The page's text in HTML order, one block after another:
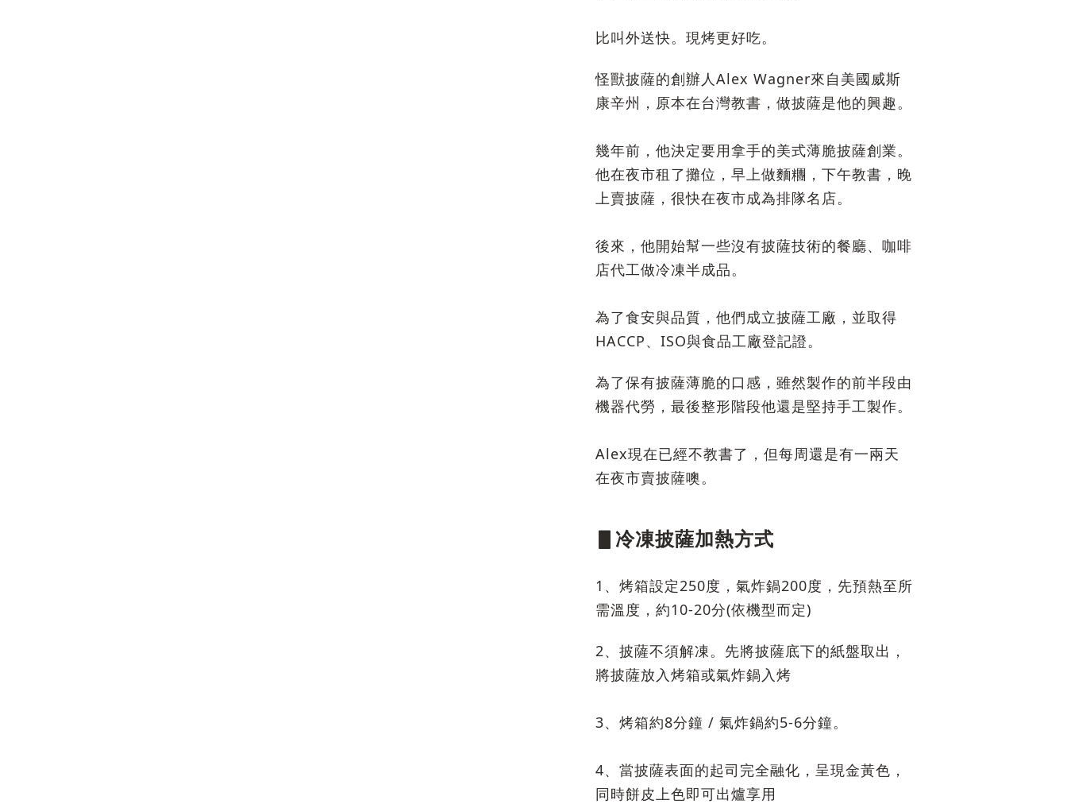
比叫外送快。現烤更好吃。
怪獸披薩的創辦人Alex Wagner來自美國威斯
康辛州，原本在台灣教書，做披薩是他的興趣。
幾年前，他決定要用拿手的美式薄脆披薩創業。
他在夜市租了攤位，早上做麵糰，下午教書，晚
上賣披薩，很快在夜市成為排隊名店。
後來，他開始幫一些沒有披薩技術的餐廳、咖啡
店代工做冷凍半成品。
為了食安與品質，他們成立披薩工廠， 並取得
HACCP、ISO與食品工廠登記證。
為了保有披薩薄脆的口感，雖然製作的前半段由
機器代勞，最後整形階段他還是堅持手工製作。
Alex現在已經不教書了，但每周還是有一兩天
在夜市賣披薩噢。
▋冷凍披薩加熱方式
1、烤箱設定250度，氣炸鍋200度，先預熱至所
需溫度，約10-20分(依機型而定)
2、披薩不須解凍。先將披薩底下的紙盤取出，
將披薩放入烤箱或氣炸鍋入烤
3、烤箱約8分鐘 / 氣炸鍋約5-6分鐘。
4、當披薩表面的起司完全融化，呈現金黃色，
同時餅皮上色即可出爐享用